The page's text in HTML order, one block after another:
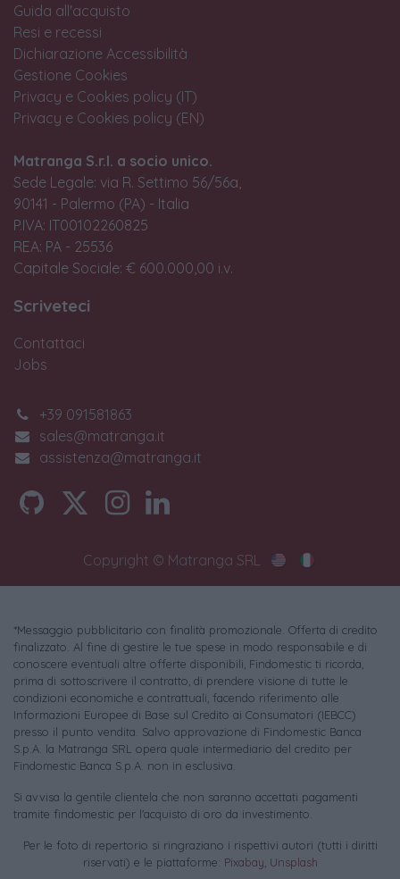
Guida all'acquisto
Resi e recessi
Dichiarazione Accessibilità
Gestione Cookies
Privacy e Cookies policy (IT)
Privacy e Cookies policy (EN)
Matranga S.r.l. a socio unico.
Sede Legale: via R. Settimo 56/56a,
90141 - Palermo (PA) - Italia
P.IVA: IT00102260825
REA: PA - 25536
Capitale Sociale: € 600.000,00 i.v.
Scriveteci
Contattaci
Jobs
+39 091581863
sales@matranga.it
assistenza@matranga.it
Copyright © Matranga SRL
*Messaggio pubblicitario con finalità promozionale. Offerta di credito
finalizzato. Al fine di gestire le tue spese in modo responsabile e di
conoscere eventuali altre offerte disponibili, Findomestic ti ricorda,
prima di sottoscrivere il contratto, di prendere visione di tutte le
condizioni economiche e contrattuali, facendo riferimento alle
Informazioni Europee di Base sul Credito ai Consumatori (IEBCC)
presso il punto vendita. Salvo approvazione di Findomestic Banca
S.p.A. la Matranga SRL opera quale intermediario del credito per
Findomestic Banca S.p.A. non in esclusiva.
Si avvisa la gentile clientela che non saranno accettati pagamenti
tramite findomestic per l'acquisto di oro da investimento.
Per le foto di repertorio si ringraziano i rispettivi autori (tutti i diritti
riservati) e le piattaforme: Pixabay Unsplash